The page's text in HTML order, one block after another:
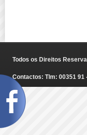
Todos os Direitos
Contactos: Tlm: 00351 91